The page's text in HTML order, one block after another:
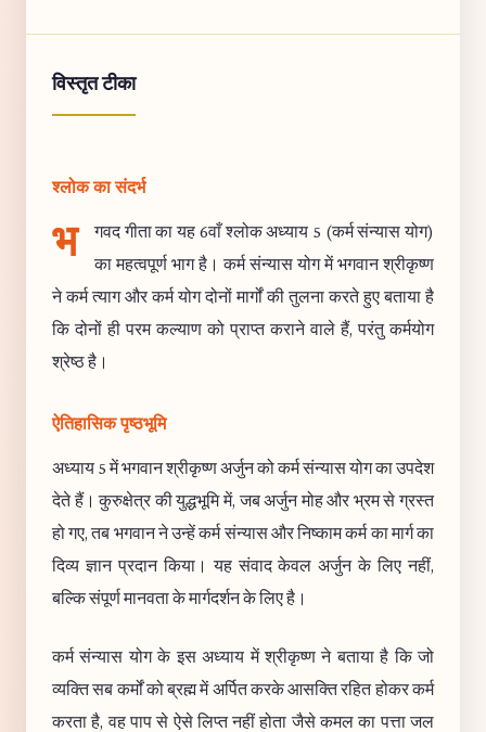
विस्तृत टीका
श्लोक का संदर्भ
भ
गवद गीता का यह 6वाँ श्लोक अध्याय 5 (कर्म संन्यास योग)
का महत्वपूर्ण भाग है। कर्म संन्यास योग में भगवान श्रीकृष्ण
ने कर्म त्याग और कर्म योग दोनों मार्गों की तुलना करते हुए बताया है
कि दोनों ही परम कल्याण को प्राप्त कराने वाले हैं, परंतु कर्मयोग
श्रेष्ठ है।
ऐतिहासिक पृष्ठभूमि
अध्याय 5 में भगवान श्रीकृष्ण अर्जुन को कर्म संन्यास योग का उपदेश
देते हैं। कुरुक्षेत्र की युद्धभूमि में, जब अर्जुन मोह और भ्रम से ग्रस्त
हो गए, तब भगवान ने उन्हें कर्म संन्यास और निष्काम कर्म का मार्ग का
दिव्य ज्ञान प्रदान किया। यह संवाद केवल अर्जुन के लिए नहीं,
बल्कि संपूर्ण मानवता के मार्गदर्शन के लिए है।
कर्म संन्यास योग के इस अध्याय में श्रीकृष्ण ने बताया है कि जो
व्यक्ति सब कर्मों को ब्रह्म में अर्पित करके आसक्ति रहित होकर कर्म
करता है, वह पाप से ऐसे लिप्त नहीं होता जैसे कमल का पत्ता जल